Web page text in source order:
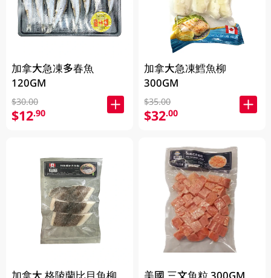
加拿大急凍多春魚
120GM
$30.00
$12.90
加拿大 格陵蘭比目魚柳
加拿大急凍鱈魚柳
300GM
$35.00
$32.00
美國 三文魚粒 300GM